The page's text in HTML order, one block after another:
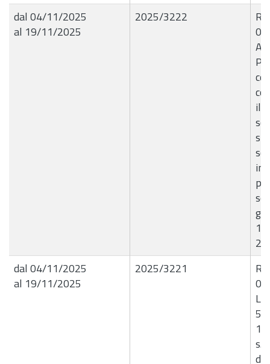
dal 04/11/2025
al 19/11/2025
2025/3222
il
1
dal 04/11/2025
al 19/11/2025
2025/3221